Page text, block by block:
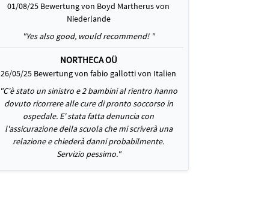
01/08/25 Bewertung von Boyd Martherus von
Niederlande
"Yes also good, would recommend! "
NORTHECA OÜ
26/05/25 Bewertung von fabio gallotti von Italien
"C'è stato un sinistro e 2 bambini al rientro hanno
dovuto ricorrere alle cure di pronto soccorso in
ospedale. E' stata fatta denuncia con
l'assicurazione della scuola che mi scriverà una
relazione e chiederà danni probabilmente.
Servizio pessimo."